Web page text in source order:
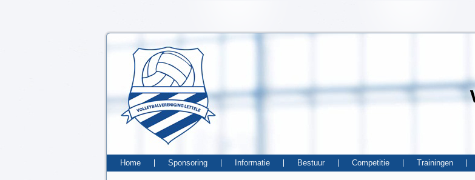
Home Sponsoring Informatie Bestuur Competitie Trainingen